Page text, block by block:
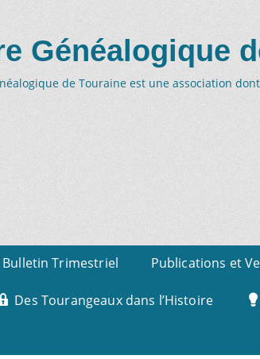
Généalogique
de Touraine est une association
Bulletin Trimestriel Publications et
Des Tourangeaux dans l’Histoire